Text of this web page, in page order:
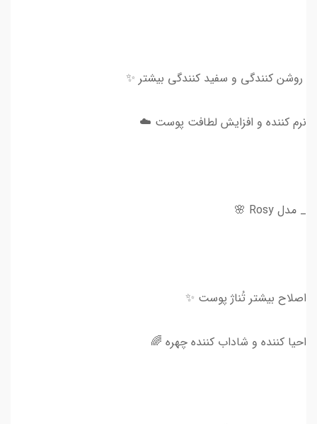
روشن کنندگی و سفید کنندگی بیشتر ✨
نرم کننده و افزایش لطافت پوست ☁️
_ مدل Rosy 🌸
اصلاح بیشتر تُناژ پوست ✨
احیا کننده و شاداب کننده چهره‌ 🌈